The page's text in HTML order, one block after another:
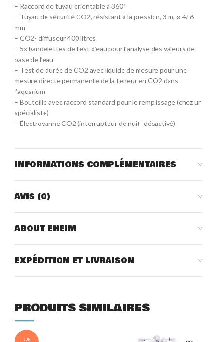
– Raccord de tuyau orientable à 360°
– Tuyau de sécurité CO2, résistant à la pression, 3 m, ø 4/ 6
mm
– CO2- diffuseur 400 litres
– 5x bandelettes de test d’eau pour l’analyse des valeurs de
base de l’eau
– Test de durée de CO2 avec liquide de mesure pour une
mesure directe permanente de la teneur en CO2 dans
l’aquarium
– Bouteille avec raccord standard pour le remplissage (chez un
spécialiste)
– Électrovanne CO2 (interrupteur de nuit -désactivé)
INFORMATIONS COMPLÉMENTAIRES
AVIS (0)
ABOUT EHEIM
EXPÉDITION ET LIVRAISON
PRODUITS SIMILAIRES
SUR